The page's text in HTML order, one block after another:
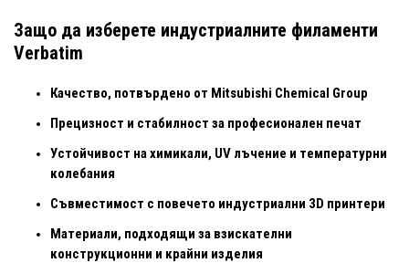
Защо да изберете индустриалните филаменти
Verbatim
Качество, потвърдено от Mitsubishi Chemical Group
Прецизност и стабилност за професионален печат
Устойчивост на химикали, UV лъчение и температурни
колебания
Съвместимост с повечето индустриални 3D принтери
Материали, подходящи за взискателни
конструкционни и крайни изделия